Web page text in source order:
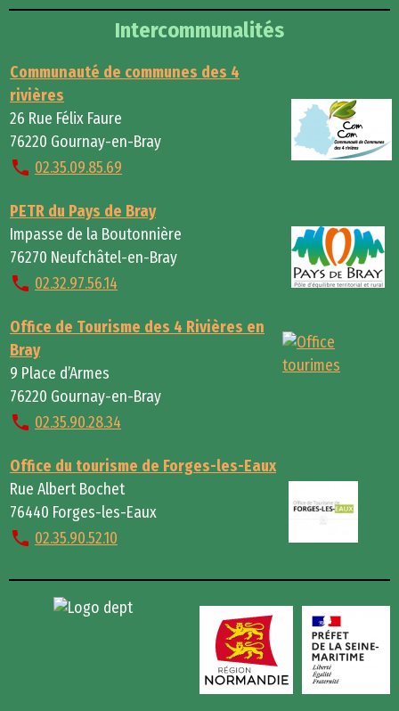
Intercommunalités
Communauté de communes des 4
rivières
26 Rue Félix Faure
76220 Gournay-en-Bray
02.35.09.85.69
PETR du Pays de Bray
Impasse de la Boutonnière
76270 Neufchâtel-en-Bray
02.32.97.56.14
Office de Tourisme des 4 Rivières en
Bray
9 Place d’Armes
76220 Gournay-en-Bray
02.35.90.28.34
Office du tourisme de Forges-les-Eaux
Rue Albert Bochet
76440 Forges-les-Eaux
02.35.90.52.10